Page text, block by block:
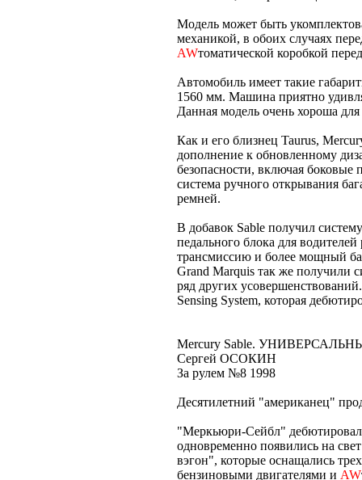
Модель может быть
механикой, в обоих случаях
AWтоматической коробкой
Автомобиль имеет такие
1560 мм. Машина приятно
Данная модель очень хороша
Как и его близнец Taurus,
дополнение к обновленному
безопасности, включая
система ручного открывания
ремней.
В добавок Sable получил
педального блока для
трансмиссию и более мощный
Grand Marquis так же получили
ряд других
Sensing System, которая
Mercury Sable.
Сергей ОСОКИН
За рулем №8 1998
Десятилетний "американец"
"Меркьюри-Сейбл"
одновременно появились на
вэгон", которые оснащались
бензиновыми двигателями и AW